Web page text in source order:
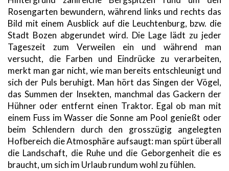
Rosengarten bewundern, während links und rechts das
Bild mit einem Ausblick auf die Leuchtenburg, bzw. die
Stadt Bozen abgerundet wird. Die Lage lädt zu jeder
Tageszeit zum Verweilen ein und während man
versucht, die Farben und Eindrücke zu verarbeiten,
merkt man gar nicht, wie man bereits entschleunigt und
sich der Puls beruhigt. Man hört das Singen der Vögel,
das Summen der Insekten, manchmal das Gackern der
Hühner oder entfernt einen Traktor. Egal ob man mit
einem Fuss im Wasser die Sonne am Pool genießt oder
beim Schlendern durch den grosszügig angelegten
Hofbereich die Atmosphäre aufsaugt: man spürt überall
die Landschaft, die Ruhe und die Geborgenheit die es
braucht, um sich im Urlaub rundum wohl zu fühlen.